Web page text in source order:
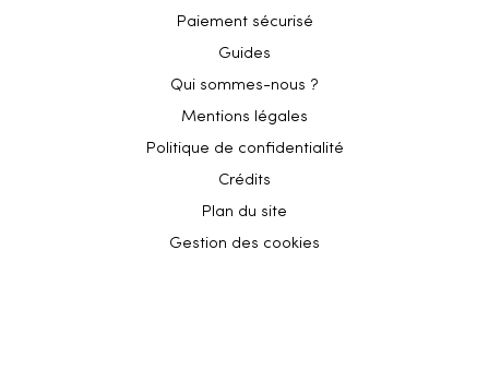
Paiement sécurisé
Guides
Qui sommes-nous ?
Mentions légales
Politique de confidentialité
Crédits
Plan du site
Gestion des cookies